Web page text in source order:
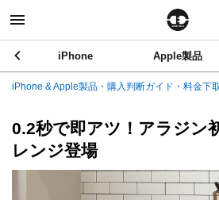
iPhone Apple製品
iPhone & Apple製品・購入判断ガイド・料金下
0.2秒で即アツ！アラジン
レンジ登場